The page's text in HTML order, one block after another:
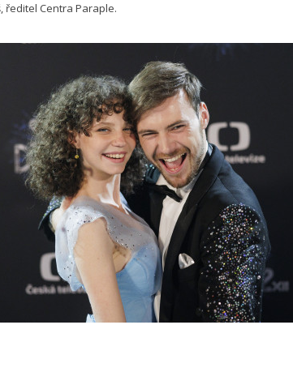
ředitel Centra Paraple.